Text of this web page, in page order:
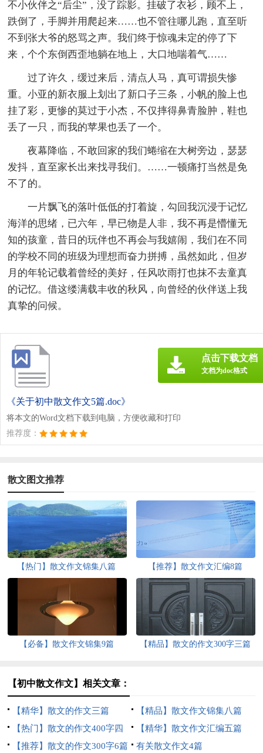
不小伙伴之“后尘”，没了踪影。挂破了衣衫，顾不上，
跌倒了，手脚并用爬起来……也不管往哪儿跑，直至听
不到张大爷的怒骂之声。我们终于惊魂未定的停了下
来，个个东倒西歪地躺在地上，大口地喘着气……
过了许久，缓过来后，清点人马，真可谓损失惨
重。小亚的新衣服上划出了新口子三条，小帆的脸上也
挂了彩，更惨的莫过于小杰，不仅摔得鼻青脸肿，鞋也
丢了一只，而我的苹果也丢了一个。
夜幕降临，不敢回家的我们蜷缩在大树旁边，瑟瑟
发抖，直至家长出来找寻我们。……一顿痛打当然是免
不了的。
一片飘飞的落叶低低的打着旋，勾回我沉浸于记忆
海洋的思绪，已六年，早已物是人非，我不再是懵懂无
知的孩童，昔日的玩伴也不再会与我嬉闹，我们在不同
的学校不同的班级为理想而奋力拼搏，虽然如此，但岁
月的年轮记载着曾经的美好，任风吹雨打也抹不去童真
的记忆。借这缕满载丰收的秋风，向曾经的伙伴送上我
真挚的问候。
《关于初中散文作文5篇.doc》
将本文的Word文档下载到电脑，方便收藏和打印
推荐度：
点击下载文档
文档为doc格式
散文图文推荐
【热门】散文作文锦集八篇 【推荐】散文作文汇编8篇
【必备】散文作文锦集9篇 【精品】散文的作文300字三篇
【初中散文作文】相关文章：
【精华】散文的作文三篇
【精品】散文作文锦集八篇
【热门】散文的作文400字四
篇
【精华】散文作文汇编五篇
【推荐】散文的作文300字6篇
有关散文作文4篇